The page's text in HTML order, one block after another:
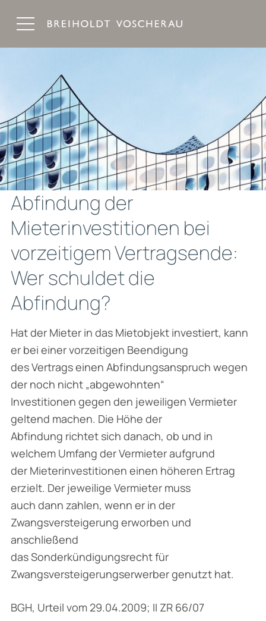
Abfindung der
Mieterinvestitionen bei
vorzeitigem Vertragsende:
Wer schuldet die
Abfindung?
Hat der Mieter in das Mietobjekt investiert, kann
er bei einer vorzeitigen Beendigung
des Vertrags einen Abfindungsanspruch wegen
der noch nicht „abgewohnten“
Investitionen gegen den jeweiligen Vermieter
geltend machen. Die Höhe der
Abfindung richtet sich danach, ob und in
welchem Umfang der Vermieter aufgrund
der Mieterinvestitionen einen höheren Ertrag
erzielt. Der jeweilige Vermieter muss
auch dann zahlen, wenn er in der
Zwangsversteigerung erworben und
anschließend
das Sonderkündigungsrecht für
Zwangsversteigerungserwerber genutzt hat.
BGH, Urteil vom 29.04.2009; II ZR 66/07